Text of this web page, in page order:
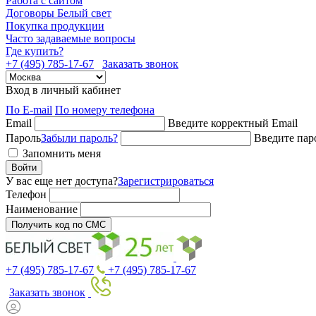
Договоры Белый свет
Покупка продукции
Часто задаваемые вопросы
Где купить?
+7 (495) 785-17-67
Заказать звонок
Вход в личный кабинет
По E-mail По номеру телефона
Email
Введите корректный Email
ПарольЗабыли пароль?
Введите
Запомнить меня
Войти
У вас еще нет доступа?Зарегистрироваться
Телефон
Наименование
Получить код по СМС
+7 (495) 785-17-67
+7 (495) 785-17-67
Заказать звонок